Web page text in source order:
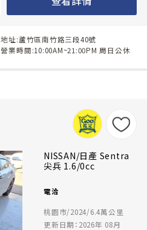
地址:蘆竹區南竹路三段40號
營業時間:10:00AM~21:00PM 周日公休
NISSAN/日產 Sentra
尖兵 1.6/0cc
電洽
桃園市/2024/6.4萬公里
更新日期：2026年 08月